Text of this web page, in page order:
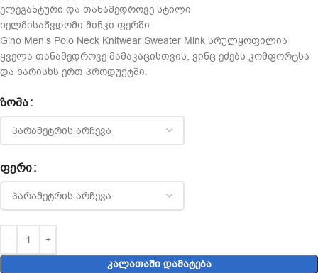
ელეგანტური და თანამედროვე სტილი
ხელმისაწვდომი მინკი ფერში
Gino Men’s Polo Neck Knitwear Sweater Mink სრულყოფილია
ყველა თანამედროვე მამაკაცისთვის, ვინც ეძებს კომფორტსა
და ხარისხს ერთ პროდუქტში.
ᲖᲝᲛᲐ
ᲤᲔᲠᲘ
ᲙᲐᲚᲐᲗᲐᲨᲘ ᲓᲐᲛᲐᲢᲔᲑᲐ